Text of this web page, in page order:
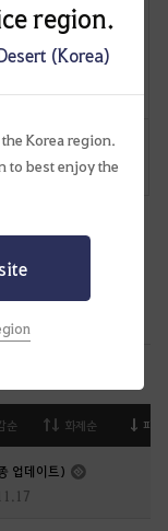
region.
(Korea)
Korea region.
to best enjoy the
신고
들에 대한 답변과 진행
순 화제순 피
업데이트)